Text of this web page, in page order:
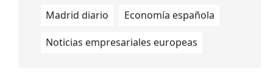
Madrid diario Economía española
Noticias empresariales europeas